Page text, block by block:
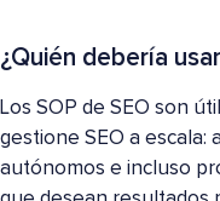
¿Quién debería
Los SOP de SEO son
gestione SEO a escala:
autónomos e incluso